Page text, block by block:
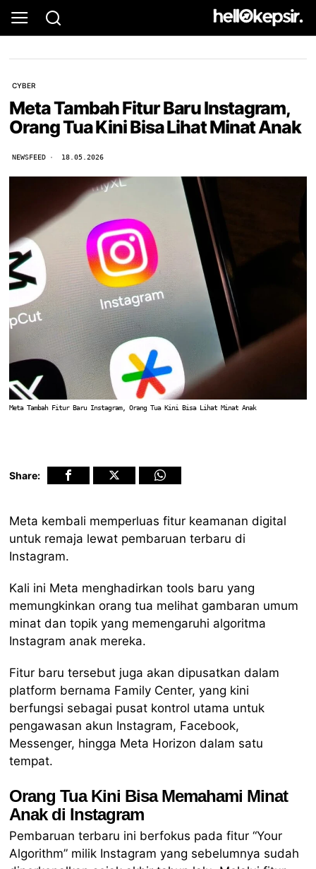
CYBER
Meta Tambah Fitur Baru Instagram,
Orang Tua Kini Bisa Lihat Minat Anak
NEWSFEED 18.05.2026
Meta Tambah Fitur Baru Instagram, Orang Tua Kini Bisa Lihat Minat Anak
Share:
Meta kembali memperluas fitur keamanan digital
untuk remaja lewat pembaruan terbaru di
Instagram.
Kali ini Meta menghadirkan tools baru yang
memungkinkan orang tua melihat gambaran umum
minat dan topik yang memengaruhi algoritma
Instagram anak mereka.
Fitur baru tersebut juga akan dipusatkan dalam
platform bernama Family Center, yang kini
berfungsi sebagai pusat kontrol utama untuk
pengawasan akun Instagram, Facebook,
Messenger, hingga Meta Horizon dalam satu
tempat.
Orang Tua Kini Bisa Memahami Minat
Anak di Instagram
Pembaruan terbaru ini berfokus pada fitur “Your
Algorithm” milik Instagram yang sebelumnya sudah